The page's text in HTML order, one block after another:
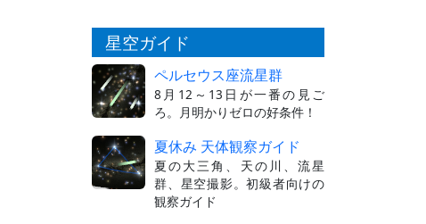
星空ガイド
ペルセウス座流星群
8月12～13日が一番の見ご
ろ。月明かりゼロの好条件！
夏休み 天体観察ガイド
夏の大三角、天の川、流星
群、星空撮影。初級者向けの
観察ガイド